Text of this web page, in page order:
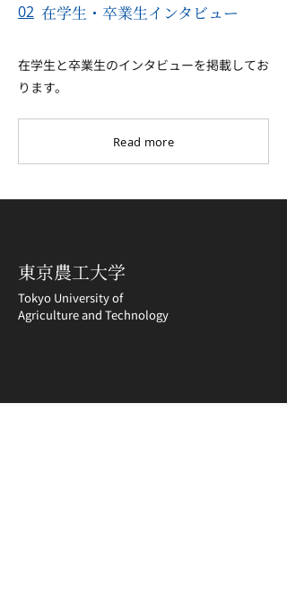
02 在学生・卒業生インタビュー
在学生と卒業生のインタビューを掲載してお
ります。
Read more
Tokyo University of
Agriculture and Technology
東京農工大学